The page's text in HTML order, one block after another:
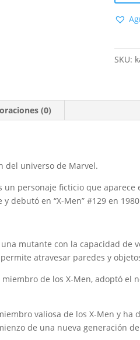
Kate
Pryde
X-
SKU:
(0)
del universo de Marvel.
un personaje ficticio que
debutó en “X-Men” #129 en
mutante con la capacidad de
atravesar paredes y
de los X-Men, adoptó el
valiosa de los X-Men y
de una nueva generación